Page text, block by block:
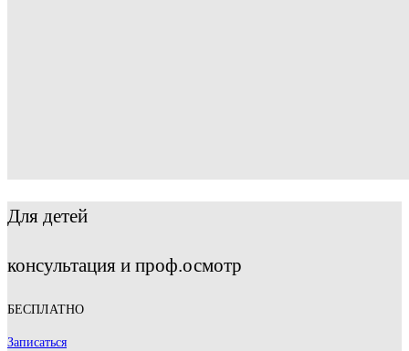
Для детей
консультация и проф.осмотр
БЕСПЛАТНО
Записаться